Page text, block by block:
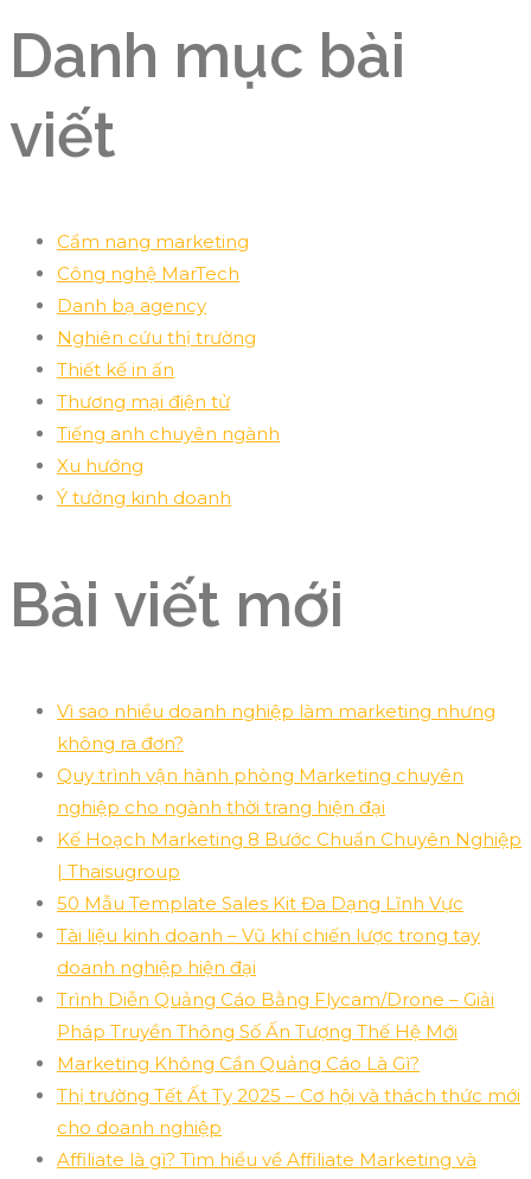
Danh mục bài
viết
Cẩm nang marketing
Công nghệ MarTech
Danh bạ agency
Nghiên cứu thị trường
Thiết kế in ấn
Thương mại điện tử
Tiếng anh chuyên ngành
Xu hướng
Ý tưởng kinh doanh
Bài viết mới
Vì sao nhiều doanh nghiệp làm marketing nhưng
không ra đơn?
Quy trình vận hành phòng Marketing chuyên
nghiệp cho ngành thời trang hiện đại
Kế Hoạch Marketing 8 Bước Chuẩn Chuyên Nghiệp
| Thaisugroup
50 Mẫu Template Sales Kit Đa Dạng Lĩnh Vực
Tài liệu kinh doanh – Vũ khí chiến lược trong tay
doanh nghiệp hiện đại
Trình Diễn Quảng Cáo Bằng Flycam/Drone – Giải
Pháp Truyền Thông Số Ấn Tượng Thế Hệ Mới
Marketing Không Cần Quảng Cáo Là Gì?
Thị trường Tết Ất Tỵ 2025 – Cơ hội và thách thức mới
cho doanh nghiệp
Affiliate là gì? Tìm hiểu về Affiliate Marketing và